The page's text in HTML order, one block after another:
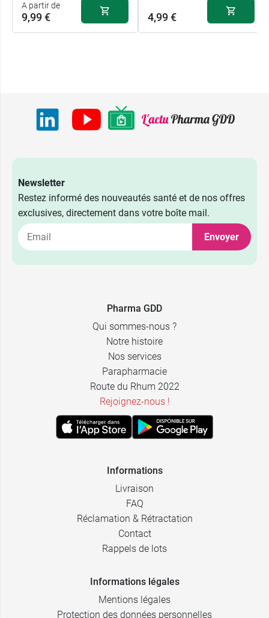
A partir de
9,99 € 4,99 €
Newsletter
Restez informé des nouveautés santé et de nos offres
exclusives, directement dans votre boîte mail.
Envoyer
Pharma GDD
Qui sommes-nous ?
Notre histoire
Nos services
Parapharmacie
Route du Rhum 2022
Rejoignez-nous !
Informations
Livraison
FAQ
Réclamation & Rétractation
Contact
Rappels de lots
Informations légales
Mentions légales
Protection des données personnelles